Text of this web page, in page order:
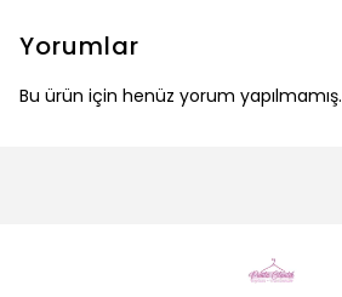
Yorumlar
Bu ürün için henüz yorum yapılmamış.